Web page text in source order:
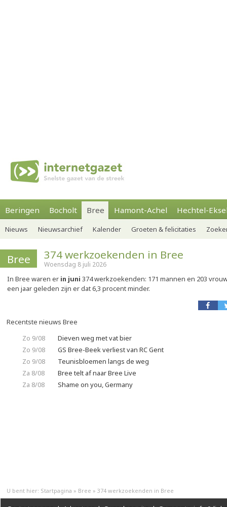
Beringen Bocholt Bree Hamont-Achel Hechtel-
Nieuws Nieuwsarchief Kalender Groeten & felicitaties
Bree 374 werkzoekenden in Bree
Woensdag 8 juli 2026
In Bree waren er in juni 374 werkzoekenden: 171 mannen en 203
een jaar geleden zijn er dat 6,3 procent minder.
Recentste nieuws Bree
Zo 9/08
Dieven weg met vat bier
Zo 9/08
GS Bree-Beek verliest van RC Gent
Zo 9/08
Teunisbloemen langs de weg
Za 8/08
Bree telt af naar Bree Live
Za 8/08
Shame on you, Germany
U bent hier: Startpagina » Bree » 374 werkzoekenden in Bree